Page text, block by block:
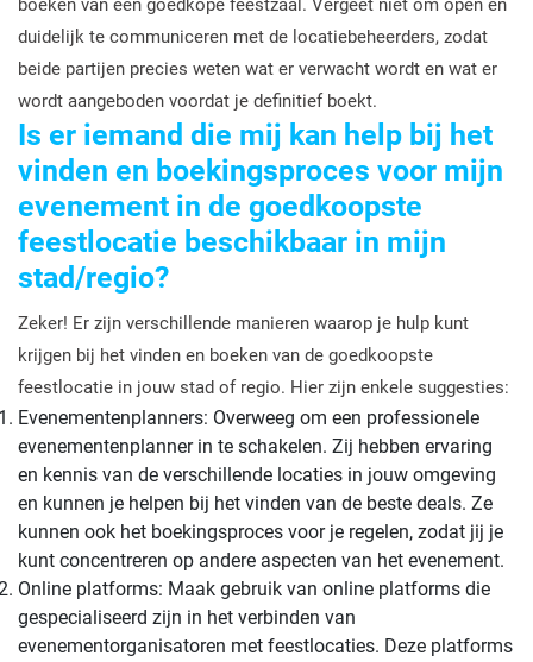
boeken van een goedkope feestzaal. Vergeet niet om open en
duidelijk te communiceren met de locatiebeheerders, zodat
beide partijen precies weten wat er verwacht wordt en wat er
wordt aangeboden voordat je definitief boekt.
Is er iemand die mij kan help bij het
vinden en boekingsproces voor mijn
evenement in de goedkoopste
feestlocatie beschikbaar in mijn
stad/regio?
Zeker! Er zijn verschillende manieren waarop je hulp kunt
krijgen bij het vinden en boeken van de goedkoopste
feestlocatie in jouw stad of regio. Hier zijn enkele suggesties:
Evenementenplanners: Overweeg om een professionele
evenementenplanner in te schakelen. Zij hebben ervaring
en kennis van de verschillende locaties in jouw omgeving
en kunnen je helpen bij het vinden van de beste deals. Ze
kunnen ook het boekingsproces voor je regelen, zodat jij je
kunt concentreren op andere aspecten van het evenement.
Online platforms: Maak gebruik van online platforms die
gespecialiseerd zijn in het verbinden van
evenementorganisatoren met feestlocaties. Deze platforms